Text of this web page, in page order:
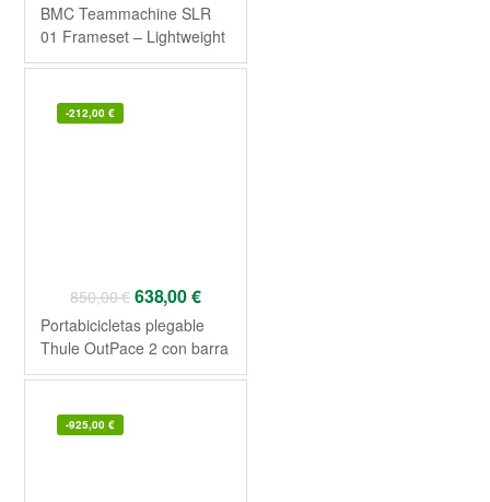
BMC Teammachine SLR
01 Frameset – Lightweight
Carbon VAR0 2026
-212,00 €
850,00€ 638,00€
Portabicicletas plegable
Thule OutPace 2 con barra
de remolque y plataforma
-925,00 €